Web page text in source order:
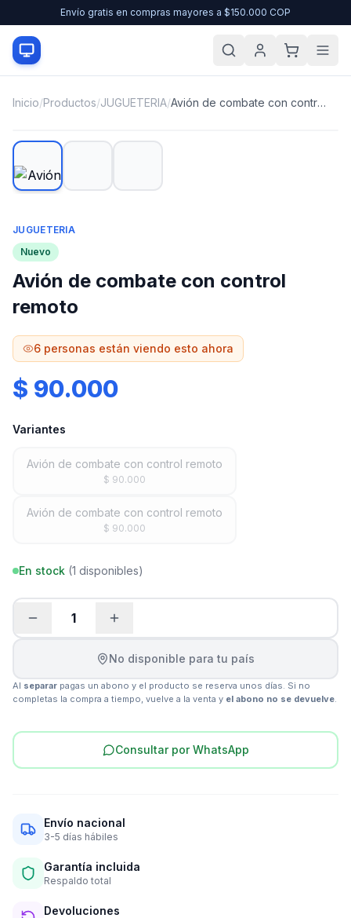
Envío gratis en compras mayores a $150.000 COP
Inicio/Productos/JUGUETERIA/ Avión de combate con control remoto
JUGUETERIA
Nuevo
Avión de combate con control
remoto
6 personas están viendo esto ahora
$ 90.000
Variantes
Avión de combate con control remoto
$ 90.000
Avión de combate con control remoto
$ 90.000
En stock (1 disponibles)
1
No disponible para tu país
Al separar pagas un abono y el producto se reserva unos días. Si no
completas la compra a tiempo, vuelve a la venta y el abono no se devuelve.
Consultar por WhatsApp
Envío nacional
3-5 días hábiles
Garantía incluida
Respaldo total
Devoluciones